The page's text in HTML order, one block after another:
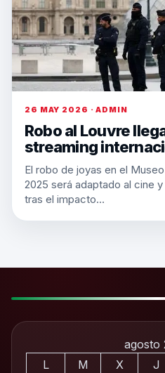
26 MAY 2026 · ADMIN
Robo al Louvre
streaming
El robo de joyas en el
2025 será adaptado al cine
tras el impacto…
agosto
L
M X J